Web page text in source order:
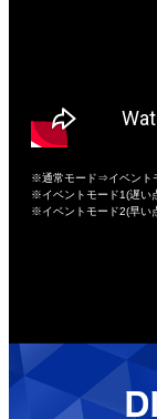
※通常モード⇒イベント
※イベントモード1(遅い
※イベントモード2(早い